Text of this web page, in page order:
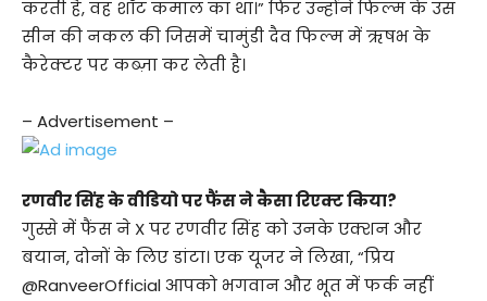
करती है, वह शॉट कमाल का था।” फिर उन्होंने फिल्म के उस
सीन की नकल की जिसमें चामुंडी दैव फिल्म में ऋषभ के
कैरेक्टर पर कब्ज़ा कर लेती है।
– Advertisement –
रणवीर सिंह के वीडियो पर फैंस ने कैसा रिएक्ट किया?
गुस्से में फैंस ने X पर रणवीर सिंह को उनके एक्शन और
बयान, दोनों के लिए डांटा। एक यूजर ने लिखा, “प्रिय
@RanveerOfficial आपको भगवान और भूत में फर्क नहीं